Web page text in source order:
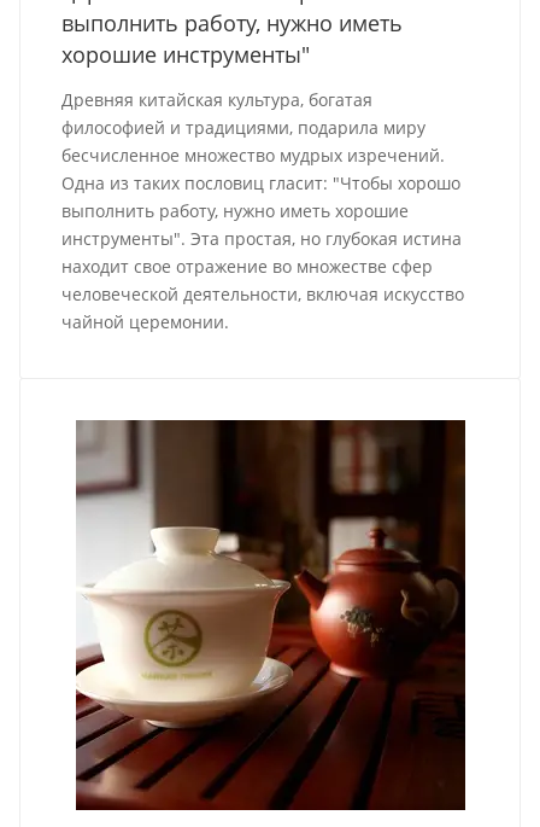
выполнить работу, нужно иметь
хорошие инструменты"
Древняя китайская культура, богатая
философией и традициями, подарила миру
бесчисленное множество мудрых изречений.
Одна из таких пословиц гласит: "Чтобы хорошо
выполнить работу, нужно иметь хорошие
инструменты". Эта простая, но глубокая истина
находит свое отражение во множестве сфер
человеческой деятельности, включая искусство
чайной церемонии.